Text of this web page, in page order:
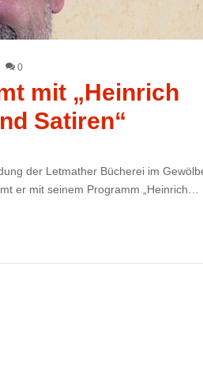
0
mit „Heinrich
Satiren“
der Letmather Bücherei im
er mit seinem Programm „Heinrich…